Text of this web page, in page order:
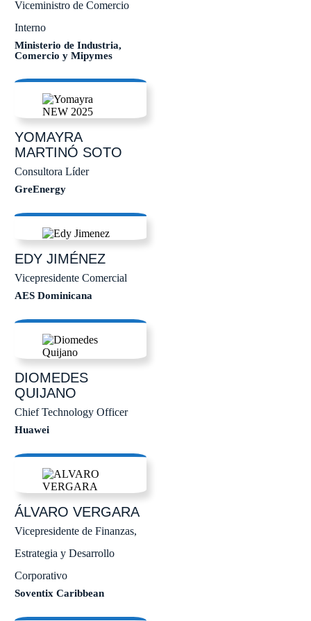
Viceministro de Comercio
Interno
Ministerio de Industria,
Comercio y Mipymes
YOMAYRA
MARTINÓ SOTO
Consultora Líder
GreEnergy
EDYJIMÉNEZ
Vicepresidente Comercial
AES Dominicana
DIOMEDES
QUIJANO
Chief Technology Officer
Huawei
ÁLVARO VERGARA
Vicepresidente de Finanzas,
Estrategia y Desarrollo
Corporativo
Soventix Caribbean